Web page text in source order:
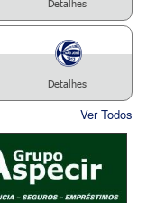
Detalhes
Detalhes
Ver Todos